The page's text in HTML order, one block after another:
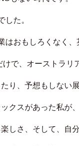
した。
はおもしろくなく
けで、オーストラ
り、予想もしない
クスがあった私が
しさ、そして、自